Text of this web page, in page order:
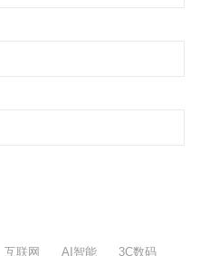
互联网 AI智能 3C数码